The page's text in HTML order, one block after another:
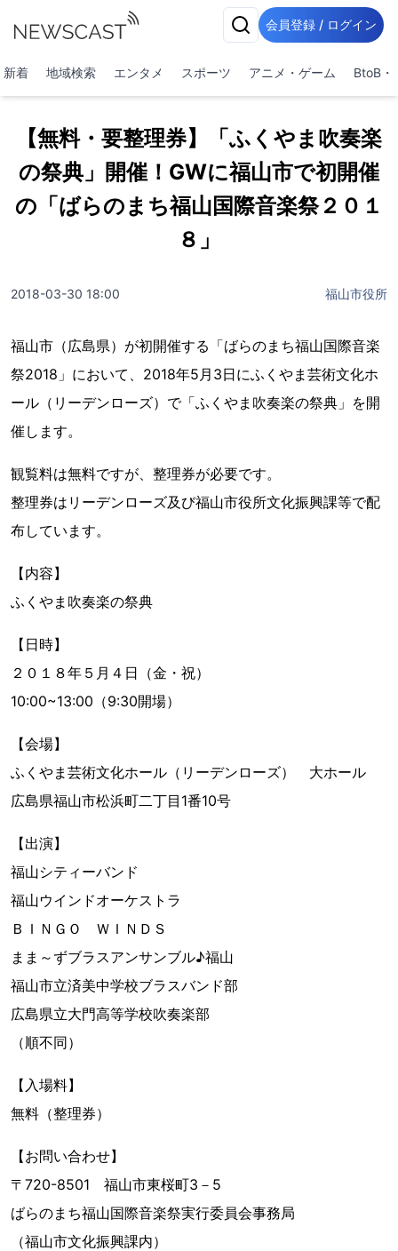
会員登録 / ログイン
新着 地域検索 エンタメ スポーツ アニメ・ゲーム BtoB・
【無料・要整理券】「ふくやま吹奏楽
の祭典」開催！GWに福山市で初開催
の「ばらのまち福山国際音楽祭２０１
８」
2018-03-30 18:00 福山市役所
福山市（広島県）が初開催する「ばらのまち福山国際音楽
祭2018」において、2018年5月3日にふくやま芸術文化ホ
ール（リーデンローズ）で「ふくやま吹奏楽の祭典」を開
催します。
観覧料は無料ですが、整理券が必要です。
整理券はリーデンローズ及び福山市役所文化振興課等で配
布しています。
【内容】
ふくやま吹奏楽の祭典
【日時】
２０１８年５月４日（金・祝）
10:00~13:00（9:30開場）
【会場】
ふくやま芸術文化ホール（リーデンローズ） 大ホール
広島県福山市松浜町二丁目1番10号
【出演】
福山シティーバンド
福山ウインドオーケストラ
ＢＩＮＧＯ ＷＩＮＤＳ
まま～ずブラスアンサンブル♪福山
福山市立済美中学校ブラスバンド部
広島県立大門高等学校吹奏楽部
（順不同）
【入場料】
無料（整理券）
【お問い合わせ】
〒720-8501 福山市東桜町3－5
ばらのまち福山国際音楽祭実行委員会事務局
（福山市文化振興課内）